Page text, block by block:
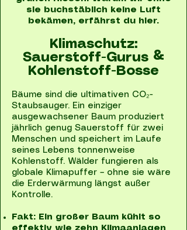
sie buchstäblich keine Luft
bekämen, erfährst du hier.
Klimaschutz:
Sauerstoff-Gurus &
Kohlenstoff-Bosse
Bäume sind die ultimativen CO₂-
Staubsauger. Ein einziger
ausgewachsener Baum produziert
jährlich genug Sauerstoff für zwei
Menschen und speichert im Laufe
seines Lebens tonnenweise
Kohlenstoff. Wälder fungieren als
globale Klimapuffer – ohne sie wäre
die Erderwärmung längst außer
Kontrolle.
Fakt: Ein großer Baum kühlt so
effektiv wie zehn Klimaanlagen